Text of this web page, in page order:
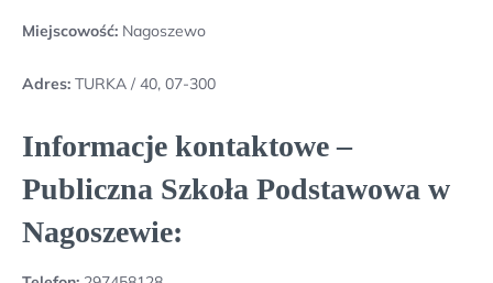
Miejscowość: Nagoszewo
Adres: TURKA / 40, 07-300
Informacje kontaktowe –
Publiczna Szkoła Podstawowa w
Nagoszewie: